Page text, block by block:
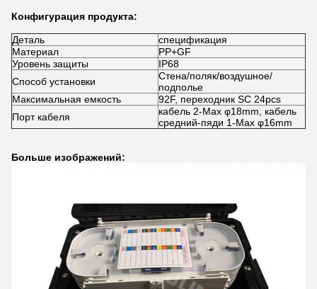
Конфигурация продукта:
Деталь
спецификация
Материал
PP+GF
Уровень защиты
IP68
Способ установки
Стена/поляк/воздушное/
подполье
Максимальная емкость
92F, переходник SC 24pcs
Порт кабеля
кабель 2-Max φ18mm, кабель
средний-пяди 1-Max φ16mm
Больше изображений: